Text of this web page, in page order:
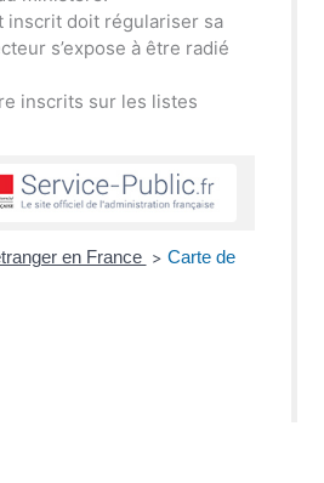
inscrit doit régulariser sa
s’expose à être radié
inscrits sur les listes
en France > Carte de